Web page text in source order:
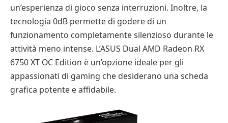
un’esperienza di gioco senza interruzioni. Inoltre, la
tecnologia 0dB permette di godere di un
funzionamento completamente silenzioso durante le
attività meno intense. L’ASUS Dual AMD Radeon RX
6750 XT OC Edition è un’opzione ideale per gli
appassionati di gaming che desiderano una scheda
grafica potente e affidabile.